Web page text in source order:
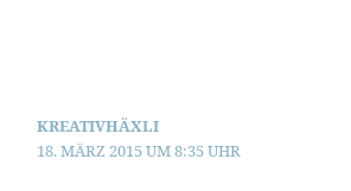
KREATIVHÄXLI
18. MÄRZ 2015 UM 8:35 UHR